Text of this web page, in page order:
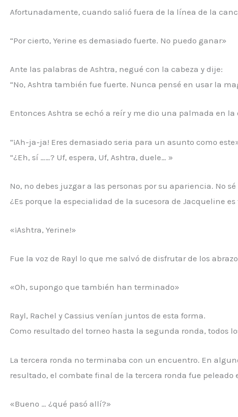
Afortunadamente, cuando salió fuera de la línea de la
“Por cierto, Yerine es demasiado fuerte. No puedo ganar»
Ante las palabras de Ashtra, negué con la cabeza y dije:
“No, Ashtra también fue fuerte. Nunca pensé en usar la
Entonces Ashtra se echó a reír y me dio una palmada en la
“¡Ah-ja-ja! Eres demasiado seria para un asunto como
“¿Eh, sí ……? Uf, espera, Uf, Ashtra, duele… »
No, no debes juzgar a las personas por su apariencia. No
¿Es porque la especialidad de la sucesora de Jacqueline
«¡Ashtra, Yerine!»
Fue la voz de Rayl lo que me salvó de disfrutar de los
«Oh, supongo que también han terminado»
Rayl, Rachel y Cassius venían juntos de esta forma.
Como resultado del torneo hasta la segunda ronda, todos
La tercera ronda no terminaba con un encuentro. En
resultado, el combate final de la tercera ronda fue peleado
«Bueno … ¿qué pasó allí?»